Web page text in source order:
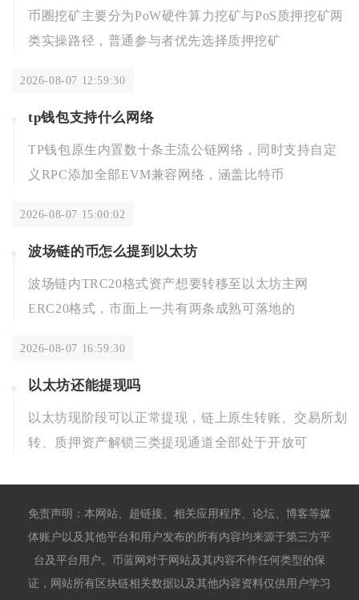
币圈挖矿主要分为PoW硬件算力挖矿与PoS质押挖矿两
类实操路径，普通参与者优先选择质押挖矿
2026-08-07 12:59:30
tp钱包支持什么网络
TP钱包原生内置数十条主流公链网络，同时支持自定
义RPC添加全部EVM兼容网络，涵盖比特币
2026-08-07 15:00:02
波场链的币怎么提到以太坊
波场链内TRC20格式资产想要转移至以太坊主网
ERC20格式，市面上一共有两条成熟可落地的
2026-08-07 16:59:30
以太坊还能提现吗
以太坊现阶段可以正常提现，链上原生转账、交易所划
转、质押资产解锁三类提现通道全部处于开放可
免责声明：本网站、超链接、相关应用程序、论坛、博客等媒
体账户以及其他平台和用户发布的所有内容均来源于第三方平
台及平台用户。币蓝网对于网站及其内容不作任何类型的保
证，网站所有区块链相关数据以及其他内容资料仅供用户学习